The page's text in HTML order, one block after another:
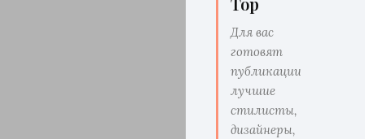
Для вас
готовят
публикации
лучшие
стилисты,
дизайнеры,